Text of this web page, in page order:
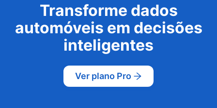
Transforme dados
automóveis em decisões
inteligentes
Ver plano Pro